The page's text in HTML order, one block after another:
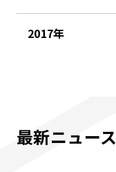
2017年
最新ニュース